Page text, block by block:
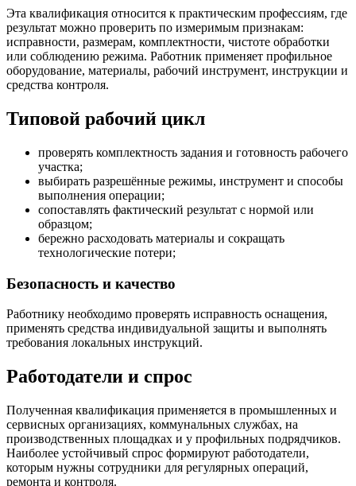
Эта квалификация относится к практическим профессиям, где
результат можно проверить по измеримым признакам:
исправности, размерам, комплектности, чистоте обработки
или соблюдению режима. Работник применяет профильное
оборудование, материалы, рабочий инструмент, инструкции и
средства контроля.
Типовой рабочий цикл
проверять комплектность задания и готовность рабочего
участка;
выбирать разрешённые режимы, инструмент и способы
выполнения операции;
сопоставлять фактический результат с нормой или
образцом;
бережно расходовать материалы и сокращать
технологические потери;
Безопасность и качество
Работнику необходимо проверять исправность оснащения,
применять средства индивидуальной защиты и выполнять
требования локальных инструкций.
Работодатели и спрос
Полученная квалификация применяется в промышленных и
сервисных организациях, коммунальных службах, на
производственных площадках и у профильных подрядчиков.
Наиболее устойчивый спрос формируют работодатели,
которым нужны сотрудники для регулярных операций,
ремонта и контроля.